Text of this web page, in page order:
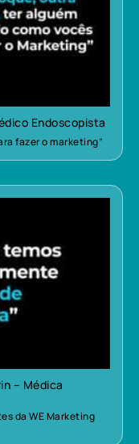
Endoscopista
fazer o marketing”
– Médica
da WE Marketing